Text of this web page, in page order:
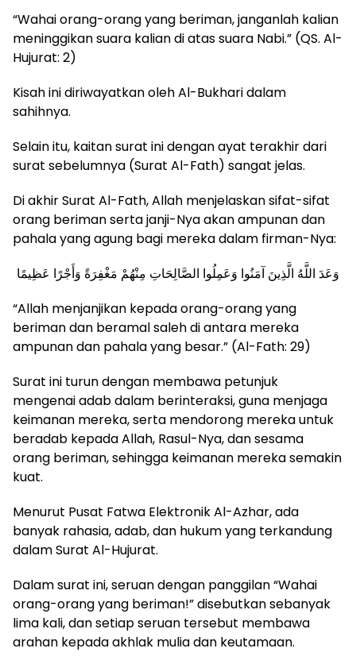
“Wahai orang-orang yang beriman, janganlah kalian
meninggikan suara kalian di atas suara Nabi.” (QS. Al-
Hujurat: 2)
Kisah ini diriwayatkan oleh Al-Bukhari dalam
sahihnya.
Selain itu, kaitan surat ini dengan ayat terakhir dari
surat sebelumnya (Surat Al-Fath) sangat jelas.
Di akhir Surat Al-Fath, Allah menjelaskan sifat-sifat
orang beriman serta janji-Nya akan ampunan dan
pahala yang agung bagi mereka dalam firman-Nya:
وَعَدَ اللَّهُ الَّذِينَ آمَنُوا وَعَمِلُوا الصَّالِحَاتِ مِنْهُمْ مَغْفِرَةً وَأَجْرًا عَظِيمًا
“Allah menjanjikan kepada orang-orang yang
beriman dan beramal saleh di antara mereka
ampunan dan pahala yang besar.” (Al-Fath: 29)
Surat ini turun dengan membawa petunjuk
mengenai adab dalam berinteraksi, guna menjaga
keimanan mereka, serta mendorong mereka untuk
beradab kepada Allah, Rasul-Nya, dan sesama
orang beriman, sehingga keimanan mereka semakin
kuat.
Menurut Pusat Fatwa Elektronik Al-Azhar, ada
banyak rahasia, adab, dan hukum yang terkandung
dalam Surat Al-Hujurat.
Dalam surat ini, seruan dengan panggilan “Wahai
orang-orang yang beriman!” disebutkan sebanyak
lima kali, dan setiap seruan tersebut membawa
arahan kepada akhlak mulia dan keutamaan.